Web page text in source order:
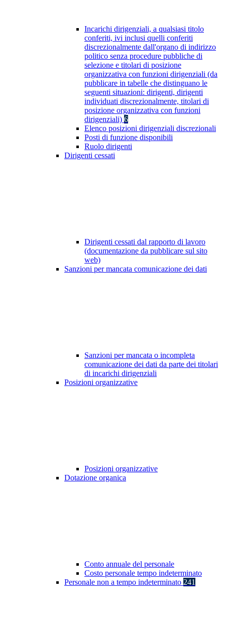
Incarichi dirigenziali, a qualsiasi titolo
conferiti, ivi inclusi quelli conferiti
discrezionalmente dall'organo di indirizzo
politico senza procedure pubbliche di
selezione e titolari di posizione
organizzativa con funzioni dirigenziali (da
pubblicare in tabelle che distinguano le
seguenti situazioni: dirigenti, dirigenti
individuati discrezionalmente, titolari di
posizione organizzativa con funzioni
dirigenziali) 6
Elenco posizioni dirigenziali discrezionali
Posti di funzione disponibili
Ruolo dirigenti
Dirigenti cessati
Dirigenti cessati dal rapporto di lavoro
(documentazione da pubblicare sul sito
web)
Sanzioni per mancata comunicazione dei dati
Sanzioni per mancata o incompleta
comunicazione dei dati da parte dei titolari
di incarichi dirigenziali
Posizioni organizzative
Posizioni organizzative
Dotazione organica
Conto annuale del personale
Costo personale tempo indeterminato
Personale non a tempo indeterminato 241